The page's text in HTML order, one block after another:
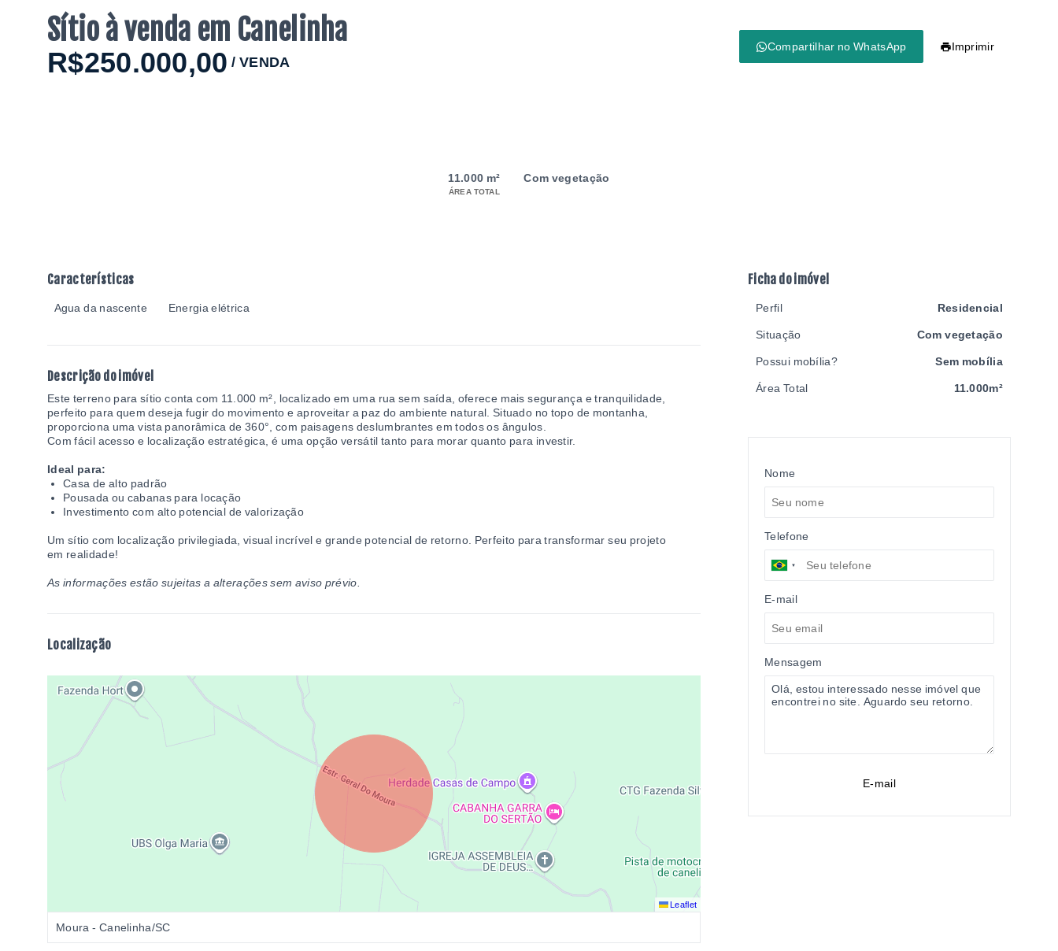
Sítio à venda em Canelinha
R$250.000,00 /VENDA
Compartilhar no WhatsApp Imprimir
11.000 m²
ÁREA TOTAL
Com vegetação
Características
Agua da nascente Energia elétrica
Descrição do imóvel
Este terreno para sítio conta com 11.000 m², localizado em uma rua sem saída, oferece mais segurança e tranquilidade,
perfeito para quem deseja fugir do movimento e aproveitar a paz do ambiente natural. Situado no topo de montanha,
proporciona uma vista panorâmica de 360°, com paisagens deslumbrantes em todos os ângulos.
Com fácil acesso e localização estratégica, é uma opção versátil tanto para morar quanto para investir.
Ideal para:
Casa de alto padrão
Pousada ou cabanas para locação
Investimento com alto potencial de valorização
Um sítio com localização privilegiada, visual incrível e grande potencial de retorno. Perfeito para transformar seu projeto
em realidade!
As informações estão sujeitas a alterações sem aviso prévio.
Localização
Leaflet
Moura - Canelinha/SC
Ficha do imóvel
Perfil Residencial
Situação Com vegetação
Possui mobília? Sem mobília
Área Total 11.000m²
Nome
Telefone
E-mail
Mensagem
E-mail